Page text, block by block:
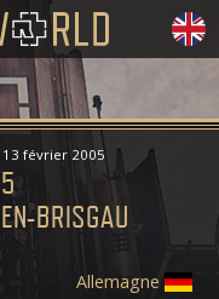
13 février 2005
BRISGAU
Allemagne